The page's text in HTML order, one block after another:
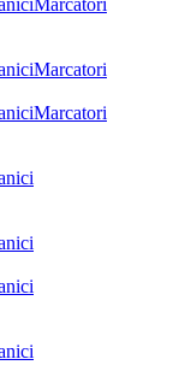
Marcatori
Marcatori